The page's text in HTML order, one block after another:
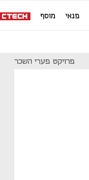
פנאי מוסף
פרויקט פערי השכר